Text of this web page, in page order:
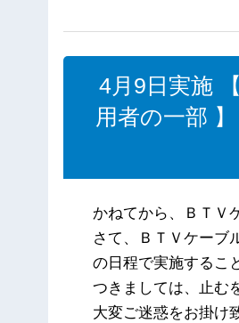
4月9日実施
用者の一部
かねてから、ＢＴＶ
さて、ＢＴＶケーブ
の日程で実施するこ
つきましては、止む
大変ご迷惑をお掛け